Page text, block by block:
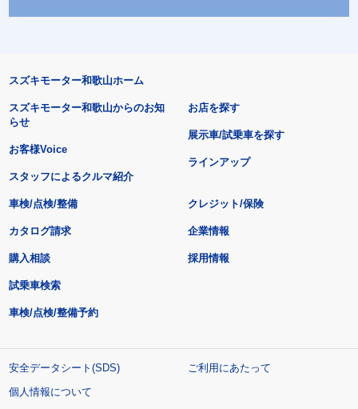
スズキモーター和歌山ホーム
スズキモーター和歌山からのお知
らせ
お客様Voice
スタッフによるクルマ紹介
お店を探す
展示車/試乗車を探す
ラインアップ
車検/点検/整備 クレジット/保険
カタログ請求
購入相談
試乗車検索
車検/点検/整備予約
企業情報
採用情報
安全データシート(SDS)
ご利用にあたって
個人情報について